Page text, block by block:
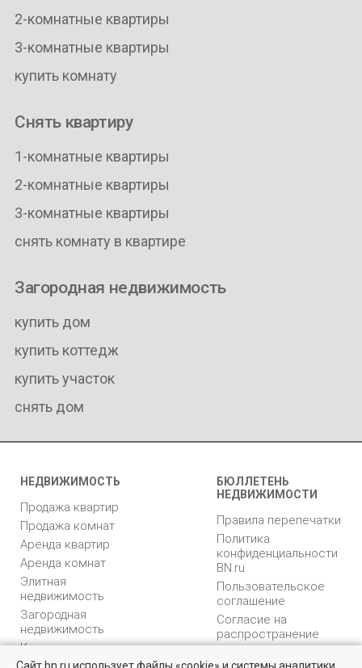
2-комнатные квартиры
3-комнатные квартиры
купить комнату
Снять квартиру
1-комнатные квартиры
2-комнатные квартиры
3-комнатные квартиры
снять комнату в квартире
Загородная недвижимость
купить дом
купить коттедж
купить участок
снять дом
НЕДВИЖИМОСТЬ
Продажа квартир
Продажа комнат
Аренда квартир
Аренда комнат
Элитная
недвижимость
Загородная
недвижимость
Коммерческая
недвижимость
БЮЛЛЕТЕНЬ
НЕДВИЖИМОСТИ
Правила перепечатки
Политика
конфиденциальности
BN.ru
Пользовательское
соглашение
Согласие на
распространение
персональных данных